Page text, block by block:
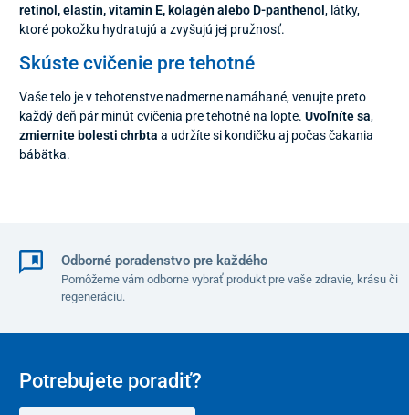
retinol, elastín, vitamín E, kolagén alebo D-panthenol , látky,
ktoré pokožku hydratujú a zvyšujú jej pružnosť.
Skúste cvičenie pre tehotné
Vaše telo je v tehotenstve nadmerne namáhané, venujte preto
každý deň pár minút cvičenia pre tehotné na lopte. Uvoľníte sa,
zmiernite bolesti chrbta a udržíte si kondičku aj počas čakania
bábätka.
Odborné poradenstvo pre každého
Pomôžeme vám odborne vybrať produkt pre vaše zdravie, krásu či
regeneráciu.
Potrebujete poradiť?